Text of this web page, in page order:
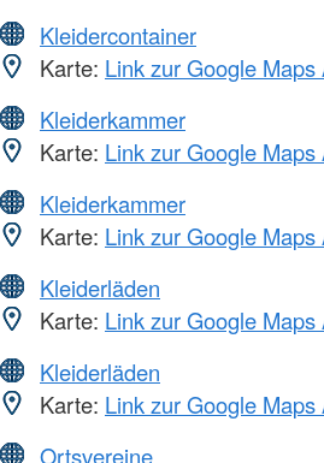
Kleidercontainer
Karte: Link zur Google Maps
Kleiderkammer
Karte: Link zur Google Maps
Kleiderkammer
Karte: Link zur Google Maps
Kleiderläden
Karte: Link zur Google Maps
Kleiderläden
Karte: Link zur Google Maps
Ortsvereine